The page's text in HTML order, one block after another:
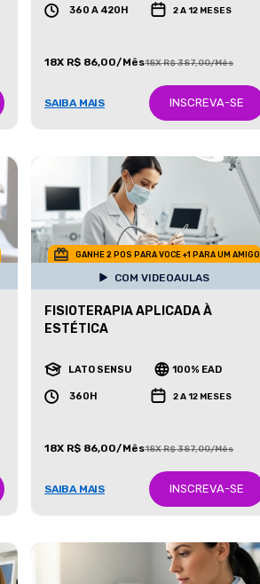
360 A 420H 2 A 12 MESES
18X R$ 86,00/Mês18X R$ 387,00/Mês
SAIBA MAIS INSCREVA-SE
GANHE 2 POS PARA VOCE +1 PARA UM AMIGO
COM VIDEOAULAS
FISIOTERAPIA APLICADA À
ESTÉTICA
LATO SENSU 100% EAD
360H 2 A 12 MESES
18X R$ 86,00/Mês18X R$ 387,00/Mês
SAIBA MAIS INSCREVA-SE